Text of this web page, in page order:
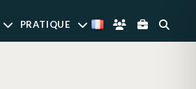
PRATIQUE